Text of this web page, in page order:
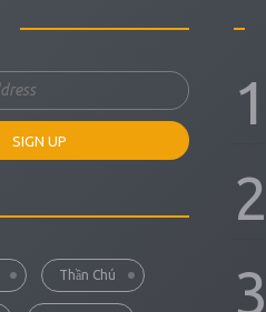
Thần Chú
1
2
3